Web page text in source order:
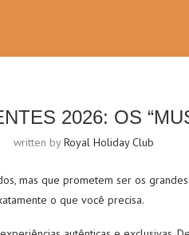
2026: OS
written byRoyal Holiday Club
mas que prometem ser os
o que você precisa.